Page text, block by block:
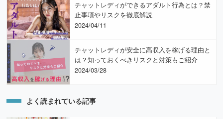
チャットレディができるアダルト行為とは？禁
止事項やリスクを徹底解説
2024/04/11
チャットレディが安全に高収入を稼げる理由と
は？知っておくべきリスクと対策もご紹介
2024/03/28
よく読まれている記事